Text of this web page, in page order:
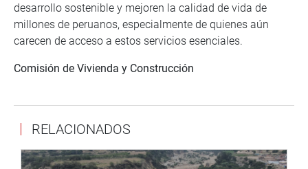
desarrollo sostenible y mejoren la calidad de vida de
millones de peruanos, especialmente de quienes aún
carecen de acceso a estos servicios esenciales.
Comisión de Vivienda y Construcción
RELACIONADOS